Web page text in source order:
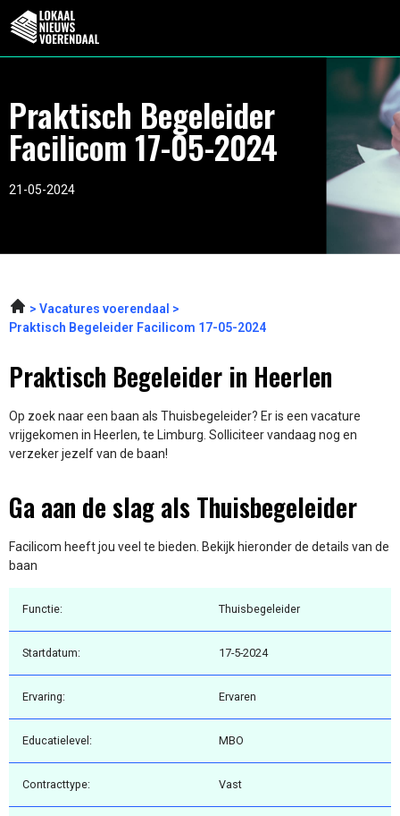
Praktisch Begeleider
Facilicom 17-05-2024
21-05-2024
Vacatures voerendaal
Praktisch Begeleider Facilicom 17-05-2024
Praktisch Begeleider in Heerlen
Op zoek naar een baan als Thuisbegeleider? Er is een vacature
vrijgekomen in Heerlen, te Limburg. Solliciteer vandaag nog en
verzeker jezelf van de baan!
Ga aan de slag als Thuisbegeleider
Facilicom heeft jou veel te bieden. Bekijk hieronder de details van de
baan
Functie: Thuisbegeleider
Startdatum: 17-5-2024
Ervaring: Ervaren
Educatielevel: MBO
Contracttype: Vast